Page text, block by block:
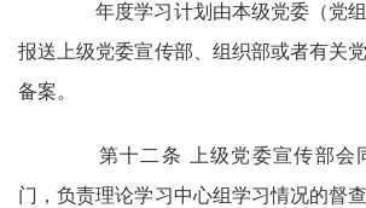
年度学习计划由本级党委（党组
报送上级党委宣传部、组织部或者有关
备案。
第十二条 上级党委宣传部会
门，负责理论学习中心组学习情况的督